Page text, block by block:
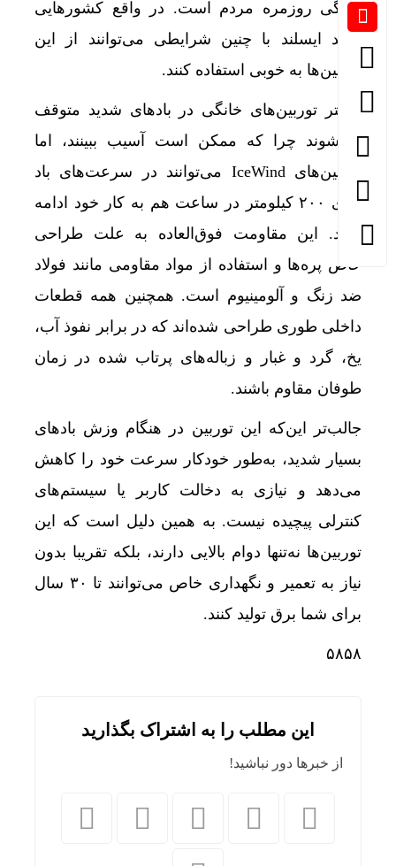
زندگی روزمره مردم است. در واقع کشورهایی
مانند ایسلند با چنین شرایطی می‌توانند از این
توربین‌ها به خوبی استفاده کنند.
بیشتر توربین‌های خانگی در بادهای شدید متوقف
می‌شوند چرا که ممکن است آسیب ببینند، اما
توربین‌های IceWind می‌توانند در سرعت‌های باد
بالای ۲۰۰ کیلومتر در ساعت هم به کار خود ادامه
دهند. این مقاومت فوق‌العاده به علت طراحی
خاص پره‌ها و استفاده از مواد مقاومی مانند فولاد
ضد زنگ و آلومینیوم است. همچنین همه قطعات
داخلی طوری طراحی شده‌اند که در برابر نفوذ آب،
یخ، گرد و غبار و زباله‌های پرتاب شده در زمان
طوفان مقاوم باشند.
جالب‌تر این‌که این توربین در هنگام وزش بادهای
بسیار شدید، به‌طور خودکار سرعت خود را کاهش
می‌دهد و نیازی به دخالت کاربر یا سیستم‌های
کنترلی پیچیده نیست. به همین دلیل است که این
توربین‌ها نه‌تنها دوام بالایی دارند، بلکه تقریبا بدون
نیاز به تعمیر و نگهداری خاص می‌توانند تا ۳۰ سال
برای شما برق تولید کنند.
۵۸۵۸
این مطلب را به اشتراک بگذارید
از خبرها دور نباشید!